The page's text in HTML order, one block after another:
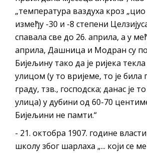
„температура ваздуха кроз
између -30 и -8 степени
спавала све до 26. априла, а у
априла, Дашница и Модран су
Бијељину тако да је ријека
улицом (у то вријеме, то је била
граду, тзв., господска; данас је
улица) у дубини од 60-70
Бијељини не памти.“
- 21. октобра 1907. године
школу због шарлаха „... који се